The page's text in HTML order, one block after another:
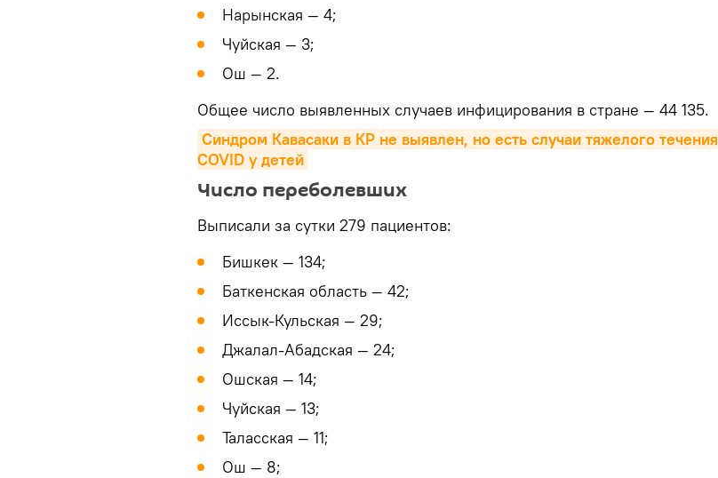
Нарынская — 4;
Чуйская — 3;
Ош — 2.
Общее число выявленных случаев инфицирования в стране — 44 135.
Синдром Кавасаки в КР не выявлен, но есть случаи тяжелого течения
COVID у детей
Число переболевших
Выписали за сутки 279 пациентов:
Бишкек — 134;
Баткенская область — 42;
Иссык-Кульская — 29;
Джалал-Абадская — 24;
Ошская — 14;
Чуйская — 13;
Таласская — 11;
Ош — 8;